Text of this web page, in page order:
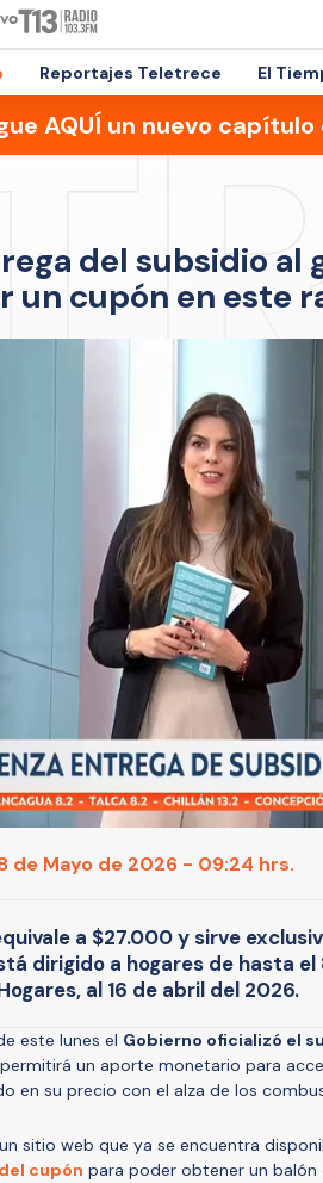
Reportajes Teletrece El
AQUÍ un nuevo
del subsidio al
un cupón en este
de Mayo de 2026 - 09:24 hrs.
a $27.000 y sirve
dirigido a hogares de hasta
al 16 de abril del 2026.
este lunes el Gobierno oficializó el
un aporte monetario para
en su precio con el alza de los
sitio web que ya se encuentra
cupón para poder obtener un balón